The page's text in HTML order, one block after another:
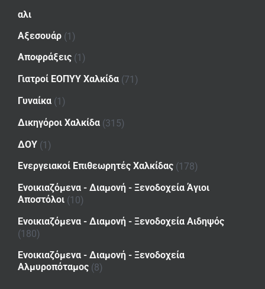
αλι
Αξεσουάρ (1)
Αποφράξεις (1)
Γιατροί ΕΟΠΥΥ Χαλκίδα (71)
Γυναίκα (1)
Δικηγόροι Χαλκίδα (315)
ΔΟΥ (1)
Ενεργειακοί Επιθεωρητές Χαλκίδας (178)
Ενοικιαζόμενα - Διαμονή - Ξενοδοχεία Άγιοι
Αποστόλοι (10)
Ενοικιαζόμενα - Διαμονή - Ξενοδοχεία Αιδηψός
(180)
Ενοικιαζόμενα - Διαμονή - Ξενοδοχεία
Αλμυροπόταμος (8)